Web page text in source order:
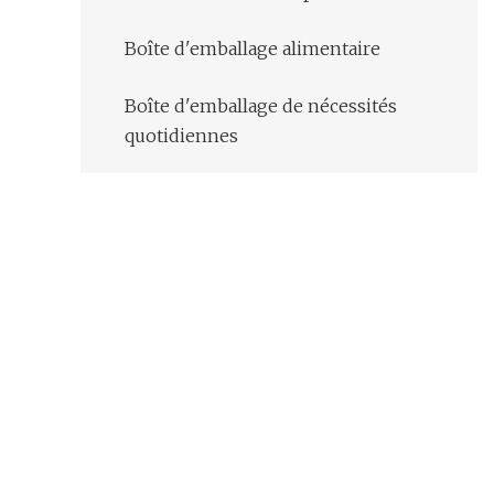
Boîte d'emballage alimentaire
Boîte d'emballage de nécessités
quotidiennes